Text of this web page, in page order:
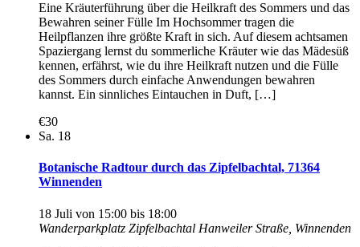
Eine Kräuterführung über die Heilkraft des Sommers und das
Bewahren seiner Fülle Im Hochsommer tragen die
Heilpflanzen ihre größte Kraft in sich. Auf diesem achtsamen
Spaziergang lernst du sommerliche Kräuter wie das Mädesüß
kennen, erfährst, wie du ihre Heilkraft nutzen und die Fülle
des Sommers durch einfache Anwendungen bewahren
kannst. Ein sinnliches Eintauchen in Duft, […]
€30
Sa. 18
Botanische Radtour durch das Zipfelbachtal, 71364
Winnenden
18 Juli von 15:00 bis 18:00
Wanderparkplatz Zipfelbachtal Hanweiler Straße, Winnenden